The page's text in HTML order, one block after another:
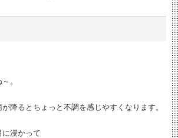
。
降るとちょっと不調を感じやすくなります。
浸かって